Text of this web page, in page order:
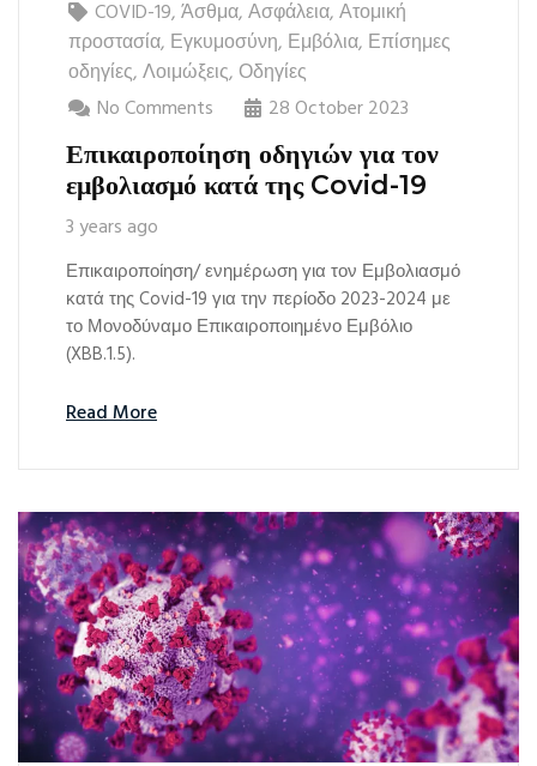
COVID-19,Άσθμα,Ασφάλεια,Ατομική
προστασία, Εγκυμοσύνη, Εμβόλια, Επίσημες
οδηγίες,Λοιμώξεις, Οδηγίες
No Comments
28 October 2023
Επικαιροποίηση οδηγιών για τον
εμβολιασμό κατά της Covid-19
3 years ago
Επικαιροποίηση/ ενημέρωση για τον Εμβολιασμό
κατά της Covid-19 για την περίοδο 2023-2024 με
το Μονοδύναμο Επικαιροποιημένο Εμβόλιο
(XBB.1.5).
Read More